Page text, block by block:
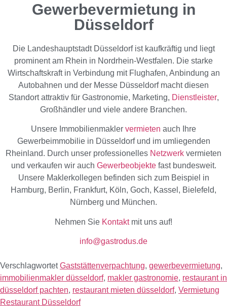
Gewerbevermietung in
Düsseldorf
Die Landeshauptstadt Düsseldorf ist kaufkräftig und liegt
prominent am Rhein in Nordrhein-Westfalen. Die starke
Wirtschaftskraft in Verbindung mit Flughafen, Anbindung an
Autobahnen und der Messe Düsseldorf macht diesen
Standort attraktiv für Gastronomie, Marketing, Dienstleister,
Großhändler und viele andere Branchen.
Unsere Immobilienmakler vermieten auch Ihre
Gewerbeimmobilie in Düsseldorf und im umliegenden
Rheinland. Durch unser professionelles Netzwerk vermieten
und verkaufen wir auch Gewerbeobjektefast bundesweit.
Unsere Maklerkollegen befinden sich zum Beispiel in
Hamburg, Berlin, Frankfurt, Köln, Goch, Kassel, Bielefeld,
Nürnberg und München.
Nehmen Sie Kontaktmit uns auf!
info@gastrodus.de
VerschlagwortetGaststättenverpachtung, gewerbevermietung,
immobilienmakler düsseldorf, makler gastronomie, restaurant in
düsseldorf pachten, restaurant mieten düsseldorf, Vermietung
Restaurant Düsseldorf